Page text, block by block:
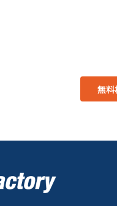
無料